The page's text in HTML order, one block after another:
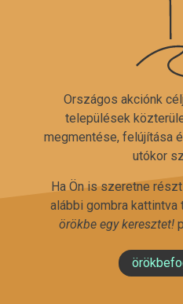
Országos akciónk
települések
megmentése, felújítása
utókor
Ha Ön is szeretne
alábbi gombra kattintva
örökbe egy keresztet!